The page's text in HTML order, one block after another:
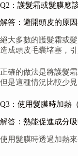
Q2：護髮霜或髮膜應
解答：避開頭皮的原
絕大多數的護髮霜或
造成頭皮毛囊堵塞，
正確的做法是將護髮
但是這種情況比較少見
Q3：使用髮膜時加熱
解答：熱能促進成分
使用髮膜時透過加熱